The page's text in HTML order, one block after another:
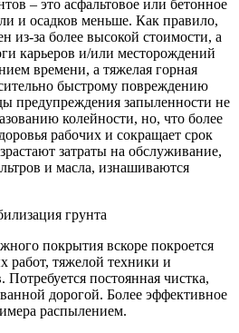
– это асфальтовое или бетонное
и осадков меньше. Как правило,
из-за более высокой стоимости, а
карьеров и/или месторождений
времени, а тяжелая горная
быстрому повреждению
предупреждения запыленности не
колейности, но, что более
рабочих и сокращает срок
затраты на обслуживание,
и масла, изнашиваются
покрытия вскоре покроется
работ, тяжелой техники и
постоянная чистка,
дорогой. Более эффективное
распылением.